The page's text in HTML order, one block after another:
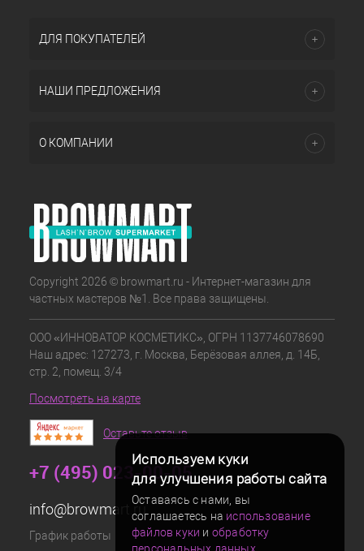
Используем куки
для улучшения работы сайта
Оставаясь с нами, вы
соглашаетесь на использование
файлов куки и обработку
ДЛЯ ПОКУПАТЕЛЕЙ
НАШИ ПРЕДЛОЖЕНИЯ
О КОМПАНИИ
Copyright 2026 © browmart.ru - Интернет-магазин для
частных мастеров №1. Все права защищены.
ООО «ИННОВАТОР КОСМЕТИКС», ОГРН 1137746078690
Наш адрес: 127273, г. Москва, Берёзовая аллея, д. 14Б,
стр. 2, помещ. 3/4
Посмотреть на карте
Оставьте отзыв
+7 (495) 023-00-05
info@browmart.ru
График работы